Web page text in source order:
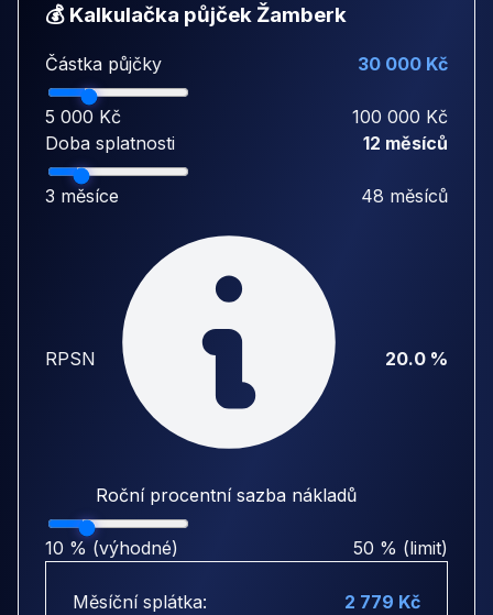
💰 Kalkulačka půjček Žamberk
Částka půjčky 30 000 Kč
5 000 Kč
100 000 Kč
Doba splatnosti
12 měsíců
3 měsíce 48 měsíců
RPSN
Roční procentní sazba nákladů
20.0 %
10 % (výhodné) 50 % (limit)
Měsíční splátka:
2 779 Kč